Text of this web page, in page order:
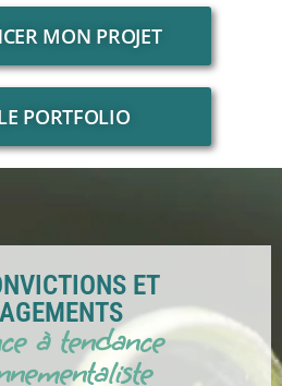
MON PROJET
PORTFOLIO
ET
à tendance